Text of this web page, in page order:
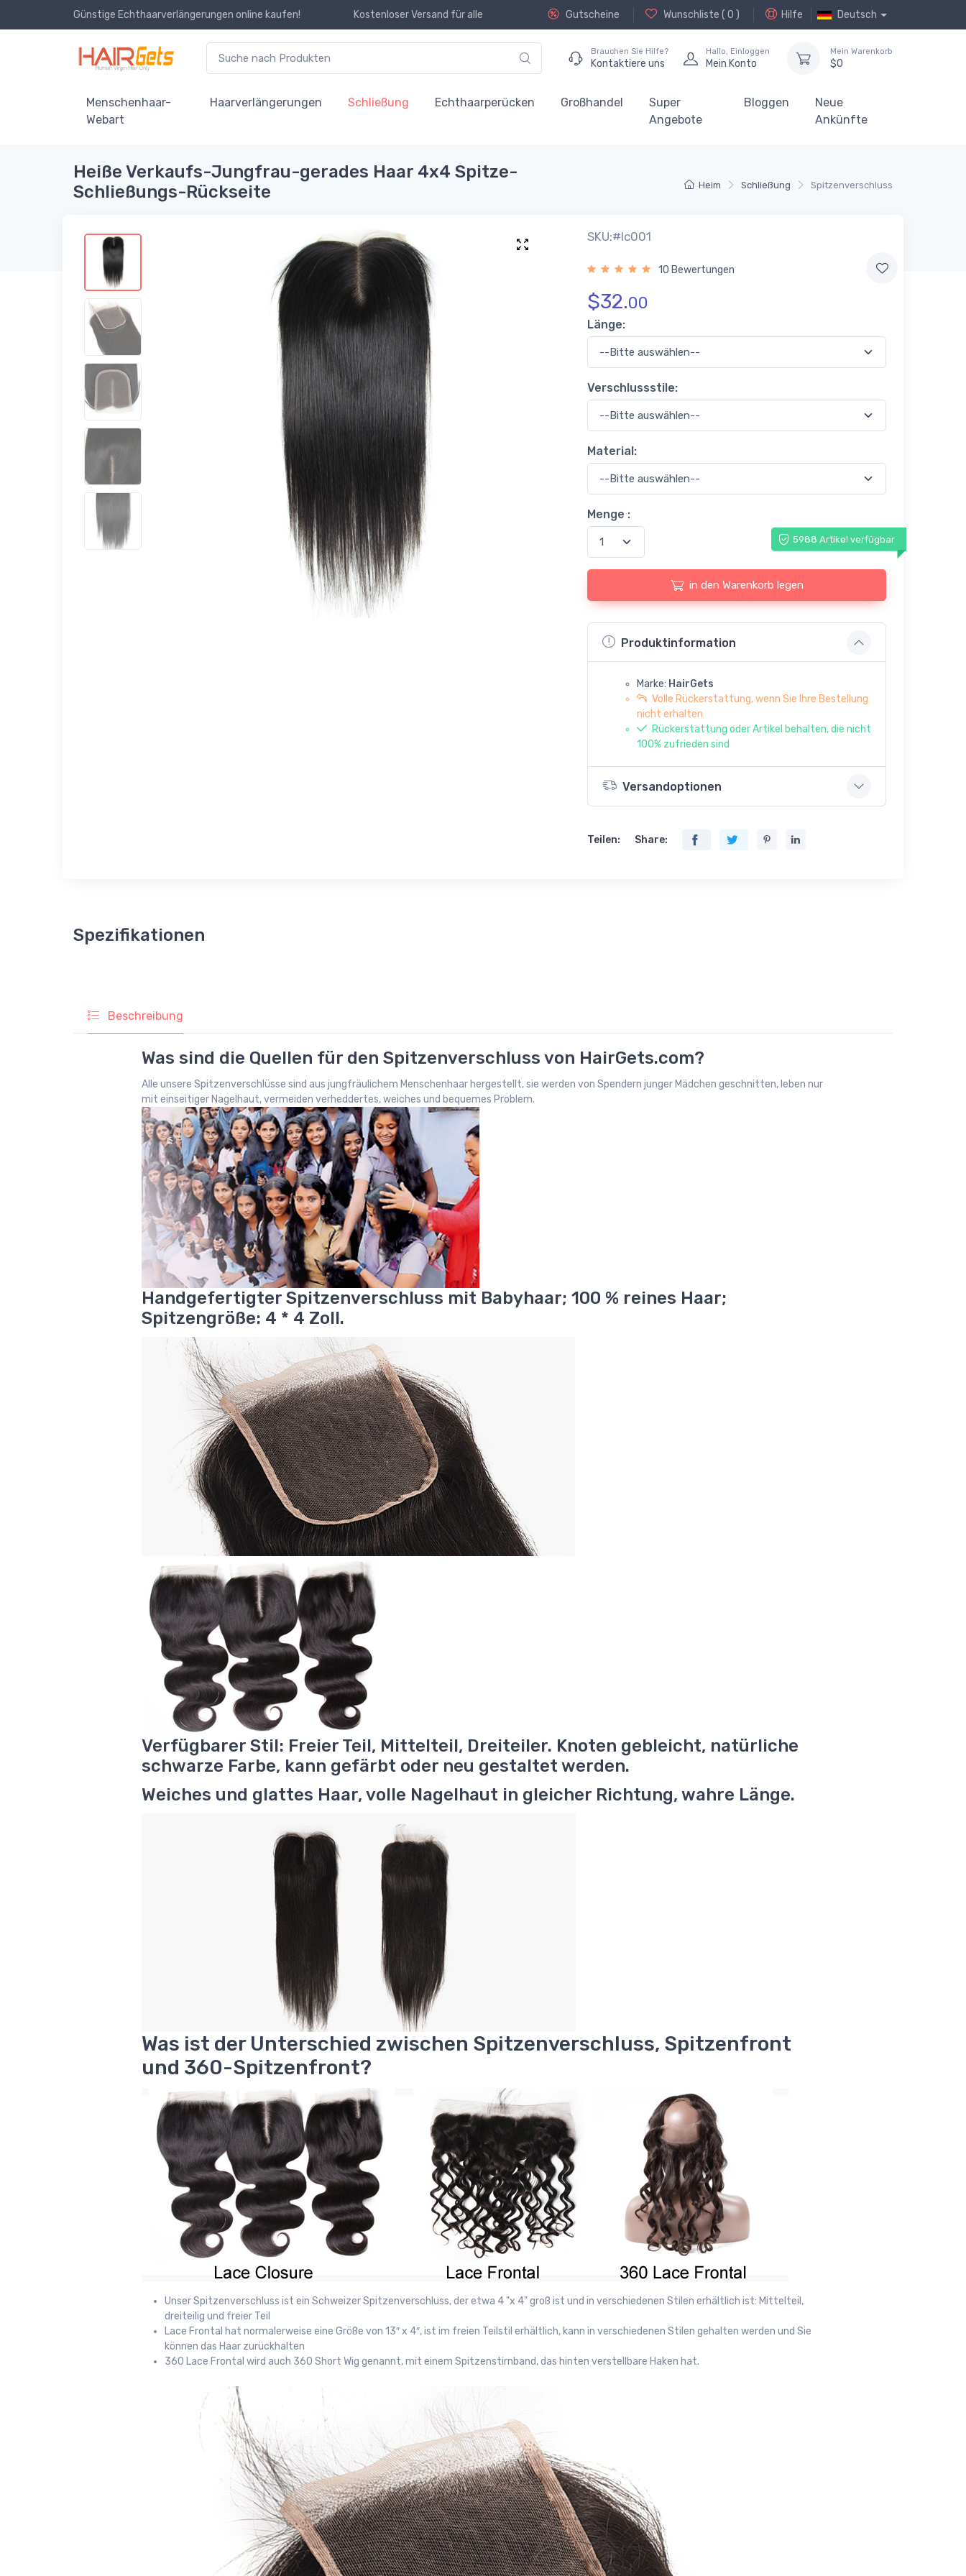
Günstige Echthaarverlängerungen online kaufen! Kostenloser Versand für alle Gutscheine Wunschliste (0 ) Hilfe Deutsch
Brauchen Sie Hilfe?
Kontaktiere uns
Hallo, Einloggen
Mein Konto
Mein Warenkorb
$0
Menschenhaar-
Webart
Haarverlängerungen Schließung Echthaarperücken Großhandel
Super
Angebote
Bloggen
Neue
Ankünfte
Heim Schließung Spitzenverschluss
Heiße Verkaufs-Jungfrau-gerades Haar 4x4 Spitze-
Schließungs-Rückseite
SKU:#lc001
10 Bewertungen
$32.00
Länge:
Verschlussstile:
Material:
Menge :
5988 Artikel verfügbar
in den Warenkorb legen
Produktinformation
Marke: HairGets
Volle Rückerstattung, wenn Sie Ihre Bestellung
nicht erhalten
Rückerstattung oder Artikel behalten, die nicht
100% zufrieden sind
Versandoptionen
Teilen: Share:
Spezifikationen
Beschreibung
Was sind die Quellen für den Spitzenverschluss von HairGets.com?
Alle unsere Spitzenverschlüsse sind aus jungfräulichem Menschenhaar hergestellt, sie werden von Spendern junger Mädchen geschnitten, leben nur
mit einseitiger Nagelhaut, vermeiden verheddertes, weiches und bequemes Problem.
Handgefertigter Spitzenverschluss mit Babyhaar; 100 % reines Haar;
Spitzengröße: 4 * 4 Zoll.
Verfügbarer Stil: Freier Teil, Mittelteil, Dreiteiler. Knoten gebleicht, natürliche
schwarze Farbe, kann gefärbt oder neu gestaltet werden.
Weiches und glattes Haar, volle Nagelhaut in gleicher Richtung, wahre Länge.
Was ist der Unterschied zwischen Spitzenverschluss, Spitzenfront
und 360-Spitzenfront?
Unser Spitzenverschluss ist ein Schweizer Spitzenverschluss, der etwa 4 "x 4" groß ist und in verschiedenen Stilen erhältlich ist: Mittelteil,
dreiteilig und freier Teil
Lace Frontal hat normalerweise eine Größe von 13″ x 4″, ist im freien Teilstil erhältlich, kann in verschiedenen Stilen gehalten werden und Sie
können das Haar zurückhalten
360 Lace Frontal wird auch 360 Short Wig genannt, mit einem Spitzenstirnband, das hinten verstellbare Haken hat.